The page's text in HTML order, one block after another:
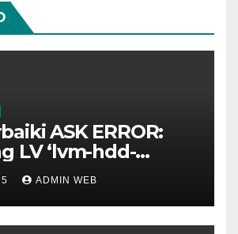
ASK ERROR:
LV ‘lvm-hdd-
02’
ADMIN WEB